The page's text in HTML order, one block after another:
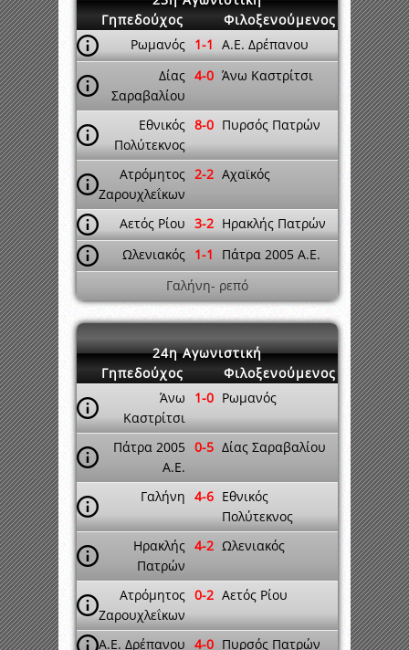
Γηπεδούχος
Φιλοξενούμενος
Ρωμανός 1-1 A.E. Δρέπανου
Δίας
Σαραβαλίου
4-0 Άνω Καστρίτσι
Εθνικός
Πολύτεκνος
8-0 Πυρσός Πατρών
Ατρόμητος
Ζαρουχλεΐκων
2-2 Αχαϊκός
Αετός Ρίου 3-2 Ηρακλής Πατρών
Ωλενιακός 1-1
Πάτρα 2005 A.E.
Γαλήνη- ρεπό
24η Αγωνιστική
Γηπεδούχος
Φιλοξενούμενος
Άνω
Καστρίτσι
1-0 Ρωμανός
Πάτρα 2005
A.E.
0-5 Δίας Σαραβαλίου
Γαλήνη 4-6 Εθνικός
Πολύτεκνος
Ηρακλής
Πατρών
4-2 Ωλενιακός
Ατρόμητος
Ζαρουχλεΐκων
0-2 Αετός Ρίου
A.E. Δρέπανου 4-0 Πυρσός Πατρών